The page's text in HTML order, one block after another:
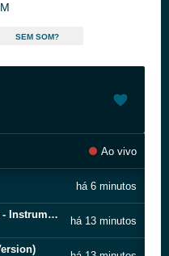
SEM SOM?
Ao vivo
há 6 minutos
Happy Zombie (89 Demo) - Instrumental
há 13 minutos